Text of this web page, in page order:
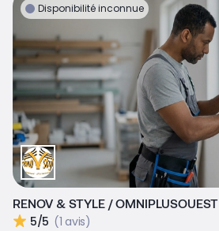
Disponibilité inconnue
RENOV & STYLE / OMNIPLUSOUEST
5/5 (1 avis)